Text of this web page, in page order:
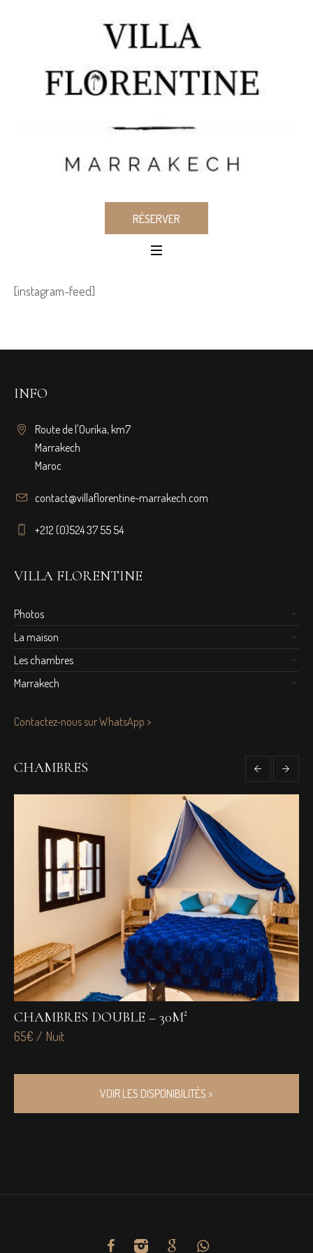
RÉSERVER
[instagram-feed]
INFO
Route de l'Ourika, km7
Marrakech
Maroc
contact@villaflorentine-marrakech.com
+212 (0)524 37 55 54
VILLA FLORENTINE
Photos
La maison
Les chambres
Marrakech
Contactez-nous sur WhatsApp >
CHAMBRES
CHAMBRES DOUBLE – 30M²
65€ / Nuit
VOIR LES DISPONIBILITÉS >